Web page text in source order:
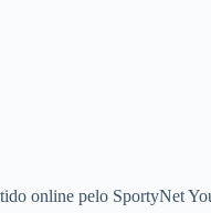
online pelo SportyNet